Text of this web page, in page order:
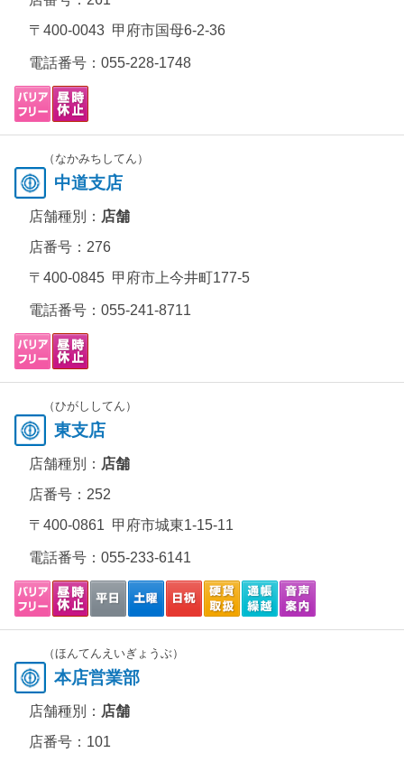
〒400-0043 甲府市国母6-2-36
電話番号： 055-228-1748
（なかみちしてん）
中道支店
店舗種別： 店舗
店番号：276
〒400-0845 甲府市上今井町177-5
電話番号： 055-241-8711
（ひがししてん）
東支店
店舗種別： 店舗
店番号：252
〒400-0861 甲府市城東1-15-11
電話番号： 055-233-6141
（ほんてんえいぎょうぶ）
本店営業部
店舗種別： 店舗
店番号：101